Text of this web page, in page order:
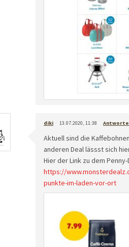
diki 13.07.2020, 11:38
Aktuell sind die
anderen Deal lässst sich
Hier der Link zu dem Penny-
https://
punkte-im-laden-vor-ort